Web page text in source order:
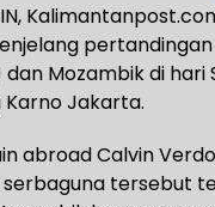
Mozambik di hari
Karno Jakarta.
abroad Calvin
serbaguna tersebut